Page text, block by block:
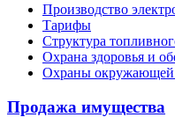
Производство
Тарифы
Структура
Охрана здоровья и
Охраны окружающей
Продажа имущества